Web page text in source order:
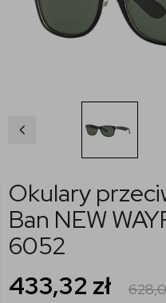
Okulary
Ban NEW
6052
433,32 zł